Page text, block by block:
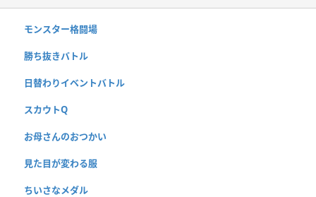
モンスター格闘場
勝ち抜きバトル
日替わりイベントバトル
スカウトQ
お母さんのおつかい
見た目が変わる服
ちいさなメダル